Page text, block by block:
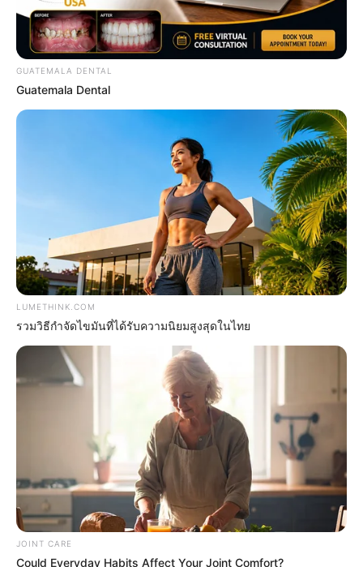
Mysterious Roman Statue Unearthed In Toledo
BRAINBERRIES
Why this ordinary drink is the secret to feeling
your best every day
CTA LOVE
The 10 Most Stunning Women From Lebanon -
GUATEMALA DENTAL
Guatemala Dental
LUMETHINK.COM
รวมวิธีกำจัดไขมันที่ได้รับความนิยมสูงสุดในไทย
JOINT CARE
Could Everyday Habits Affect Your Joint Comfort?